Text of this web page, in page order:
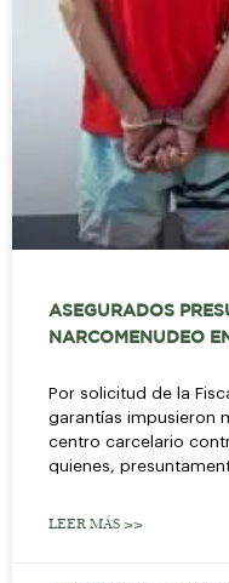
ASEGURADOS
NARCOMENUDEO
Por solicitud de la
garantías impusieron
centro carcelario
quienes,
LEER MÁS >>